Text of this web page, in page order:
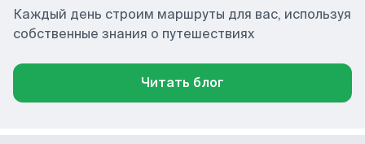
Каждый день строим маршруты для вас, используя
собственные знания о путешествиях
Читать блог